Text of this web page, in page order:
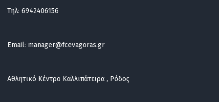
Τηλ: 6942406156
Email: manager@fcevagoras.gr
Αθλητικό Κέντρο Καλλιπάτειρα , Ρόδος